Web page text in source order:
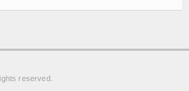
reserved.